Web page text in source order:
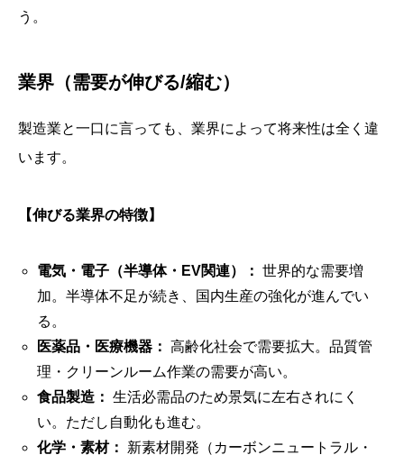
う。
業界（需要が伸びる/縮む）
製造業と一口に言っても、業界によって将来性は全く違
います。
【伸びる業界の特徴】
電気・電子（半導体・EV関連）： 世界的な需要増
加。半導体不足が続き、国内生産の強化が進んでい
る。
医薬品・医療機器： 高齢化社会で需要拡大。品質管
理・クリーンルーム作業の需要が高い。
食品製造： 生活必需品のため景気に左右されにく
い。ただし自動化も進む。
化学・素材：
新素材開発（カーボンニュートラル・